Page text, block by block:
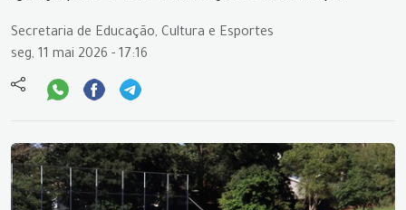
Secretaria de Educação, Cultura e Esportes
seg, 11 mai 2026 - 17:16